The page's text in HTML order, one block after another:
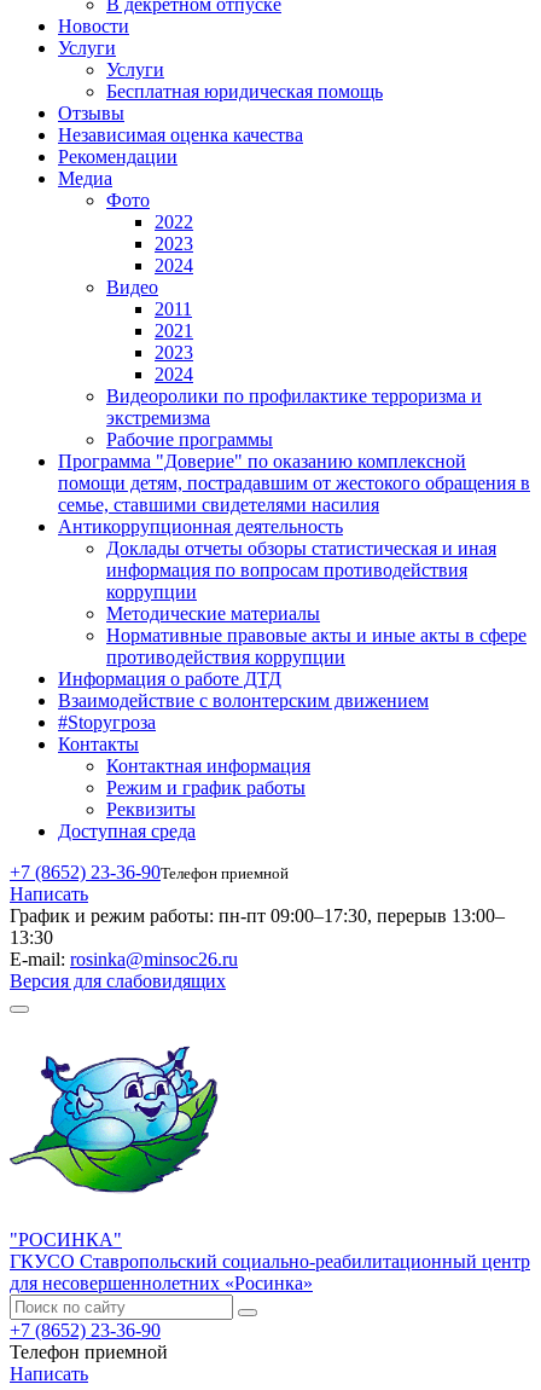
В декретном отпуске
Новости
Услуги
Услуги
Бесплатная юридическая помощь
Отзывы
Независимая оценка качества
Рекомендации
Медиа
Фото
2022
2023
2024
Видео
2011
2021
2023
2024
Видеоролики по профилактике терроризма и
экстремизма
Рабочие программы
Программа "Доверие" по оказанию комплексной
помощи детям, пострадавшим от жестокого обращения в
семье, ставшими свидетелями насилия
Антикоррупционная деятельность
Доклады отчеты обзоры статистическая и иная
информация по вопросам противодействия
коррупции
Методические материалы
Нормативные правовые акты и иные акты в сфере
противодействия коррупции
Информация о работе ДТД
Взаимодействие с волонтерским движением
#Stopугроза
Контакты
Контактная информация
Режим и график работы
Реквизиты
Доступная среда
+7 (8652) 23-36-90Телефон приемной
Написать
График и режим работы: пн-пт 09:00–17:30, перерыв 13:00–
13:30
E-mail: rosinka@minsoc26.ru
Версия для слабовидящих
"РОСИНКА"
ГКУСО Ставропольский социально-реабилитационный центр
для несовершеннолетних «Росинка»
+7 (8652) 23-36-90
Телефон приемной
Написать